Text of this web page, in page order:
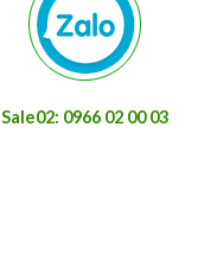
Sale02: 0966 02 00 03